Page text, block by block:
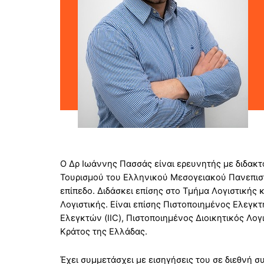
Ο Δρ Ιωάννης Πασσάς είναι ερευνητής με
Τουρισμού του Ελληνικού Μεσογειακού
επίπεδο. Διδάσκει επίσης στο Τμήμα
Λογιστικής. Είναι επίσης Πιστοποιημένος
Ελεγκτών (IIC), Πιστοποιημένος Διοικητικός
Κράτος της Ελλάδας.
Έχει συμμετάσχει με εισηγήσεις του σε διεθνή